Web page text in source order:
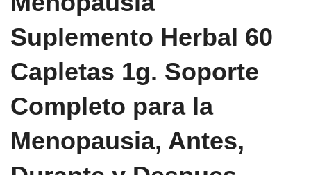
Suplemento Herbal 60
Capletas 1g. Soporte
Completo para la
Menopausia, Antes,